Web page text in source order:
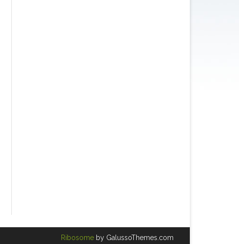
Ribosome by GalussoThemes.com